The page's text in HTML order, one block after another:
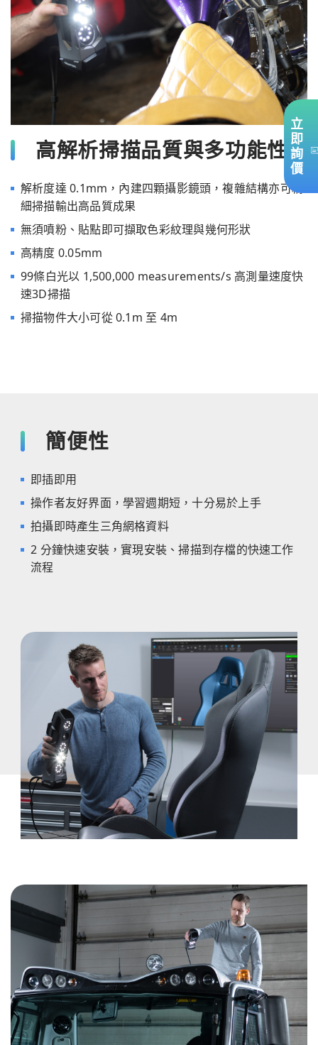
立
即
詢
價
高解析掃描品質與多功能性
解析度達 0.1mm，內建四顆攝影鏡頭，複雜結構亦可精
細掃描輸出高品質成果
無須噴粉、貼點即可擷取色彩紋理與幾何形狀
高精度 0.05mm
99條白光以 1,500,000 measurements/s 高測量速度快
速3D掃描
掃描物件大小可從 0.1m 至 4m
簡便性
即插即用
操作者友好界面，學習週期短，十分易於上手
拍攝即時產生三角網格資料
2 分鐘快速安裝，實現安裝、掃描到存檔的快速工作
流程